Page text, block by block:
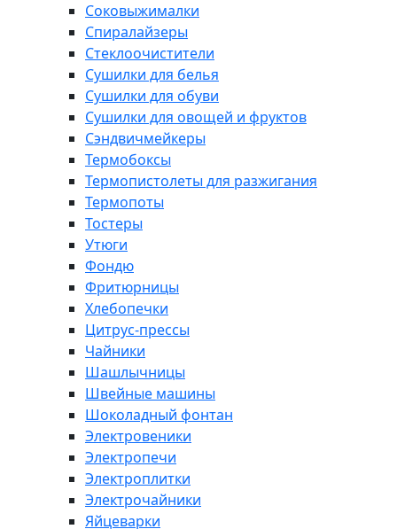
Соковыжималки
Спиралайзеры
Стеклоочистители
Сушилки для белья
Сушилки для обуви
Сушилки для овощей и фруктов
Сэндвичмейкеры
Термобоксы
Термопистолеты для разжигания
Термопоты
Тостеры
Утюги
Фондю
Фритюрницы
Хлебопечки
Цитрус-прессы
Чайники
Шашлычницы
Швейные машины
Шоколадный фонтан
Электровеники
Электропечи
Электроплитки
Электрочайники
Яйцеварки